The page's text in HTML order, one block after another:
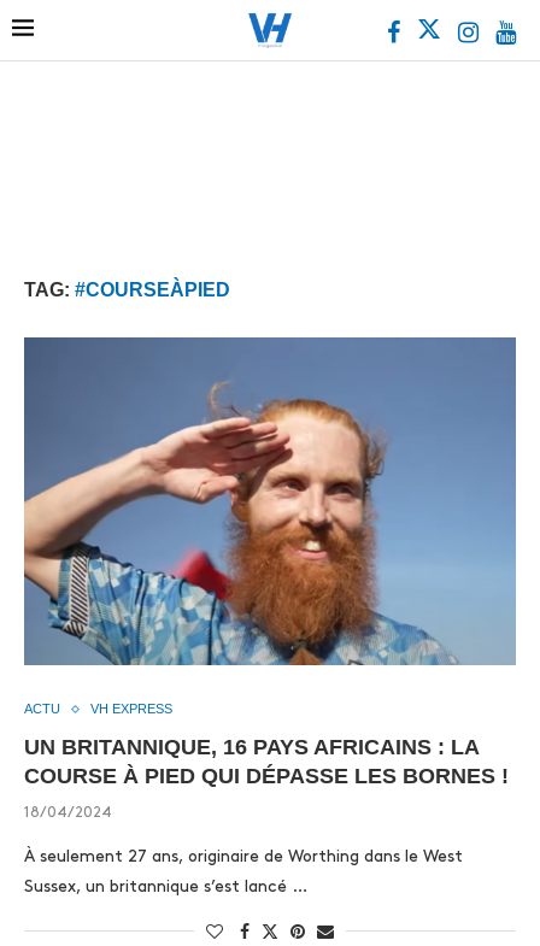
TAG: #COURSEÀPIED
ACTU VH EXPRESS
UN BRITANNIQUE, 16 PAYS AFRICAINS : LA
COURSE À PIED QUI DÉPASSE LES BORNES !
18/04/2024
À seulement 27 ans, originaire de Worthing dans le West
Sussex, un britannique s’est lancé …